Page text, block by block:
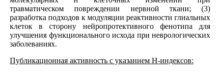
травматическом повреждении нервной ткани; (3)
разработка подходов к модуляции реактивности глиальных
клеток в сторону нейропротективного фенотипа для
улучшения функционального исхода при неврологических
заболеваниях.
Публикационная активность с указанием Н-индексов: